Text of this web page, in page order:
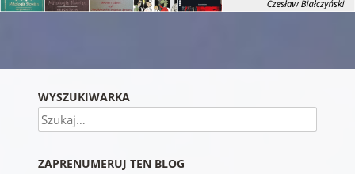
WYSZUKIWARKA
Szukaj
ZAPRENUMERUJ TEN BLOG